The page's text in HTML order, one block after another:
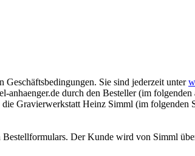
Sie sind jederzeit unter
durch den Besteller (im
Gravierwerkstatt Heinz Simml (im folgenden
Der Kunde wird von Simml